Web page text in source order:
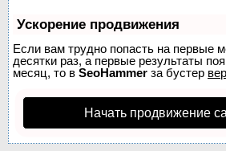
Ускорение продвижения
Если вам трудно попасть на первые
десятки раз, а первые результаты
месяц, то в SeoHammer за бустер
Начать продвижение